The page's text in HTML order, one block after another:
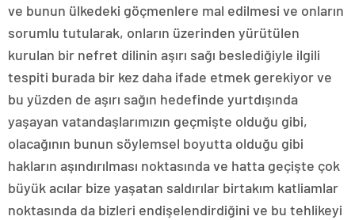
ve bunun ülkedeki göçmenlere mal edilmesi ve onların
sorumlu tutularak, onların üzerinden yürütülen
kurulan bir nefret dilinin aşırı sağı beslediğiyle ilgili
tespiti burada bir kez daha ifade etmek gerekiyor ve
bu yüzden de aşırı sağın hedefinde yurtdışında
yaşayan vatandaşlarımızın geçmişte olduğu gibi,
olacağının bunun söylemsel boyutta olduğu gibi
hakların aşındırılması noktasında ve hatta geçişte çok
büyük acılar bize yaşatan saldırılar birtakım katliamlar
noktasında da bizleri endişelendirdiğini ve bu tehlikeyi